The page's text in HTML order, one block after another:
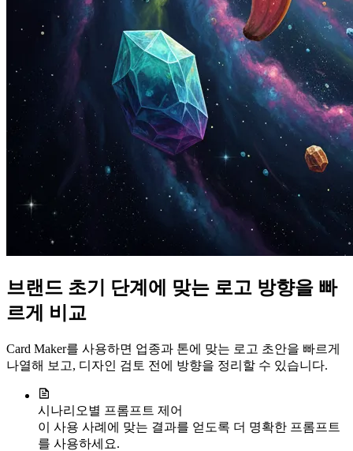
브랜드 초기 단계에 맞는 로고 방향을 빠
르게 비교
Card Maker를 사용하면 업종과 톤에 맞는 로고 초안을 빠르게
나열해 보고, 디자인 검토 전에 방향을 정리할 수 있습니다.
시나리오별 프롬프트 제어
이 사용 사례에 맞는 결과를 얻도록 더 명확한 프롬프트
를 사용하세요.